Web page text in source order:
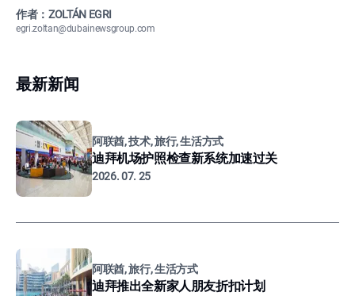
作者：ZOLTÁN EGRI
egri.zoltan@dubainewsgroup.com
最新新闻
阿联酋, 技术, 旅行, 生活方式
迪拜机场护照检查新系统加速过关
2026. 07. 25
阿联酋, 旅行, 生活方式
迪拜推出全新家人朋友折扣计划